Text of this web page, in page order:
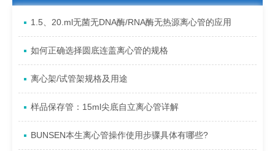
1.5、20.ml无菌无DNA酶/RNA酶无热源离心管的应用
如何正确选择圆底连盖离心管的规格
离心架/试管架规格及用途
样品保存管：15ml尖底自立离心管详解
BUNSEN本生离心管操作使用步骤具体有哪些?